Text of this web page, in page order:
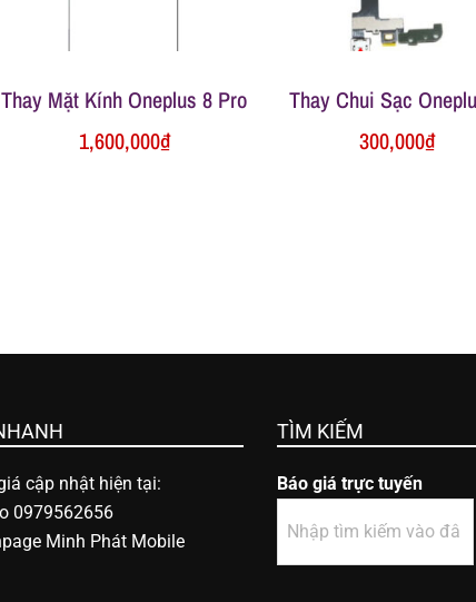
Thay Mặt Kính Oneplus 8 Pro
1,600,000₫
Thay Chui Sạc
300,000₫
cập nhật hiện tại:
0979562656
Minh Phát Mobile
TÌM KIẾM
Báo giá trực tuyến